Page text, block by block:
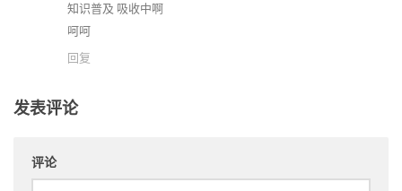
知识普及 吸收中啊
呵呵
回复
发表评论
评论